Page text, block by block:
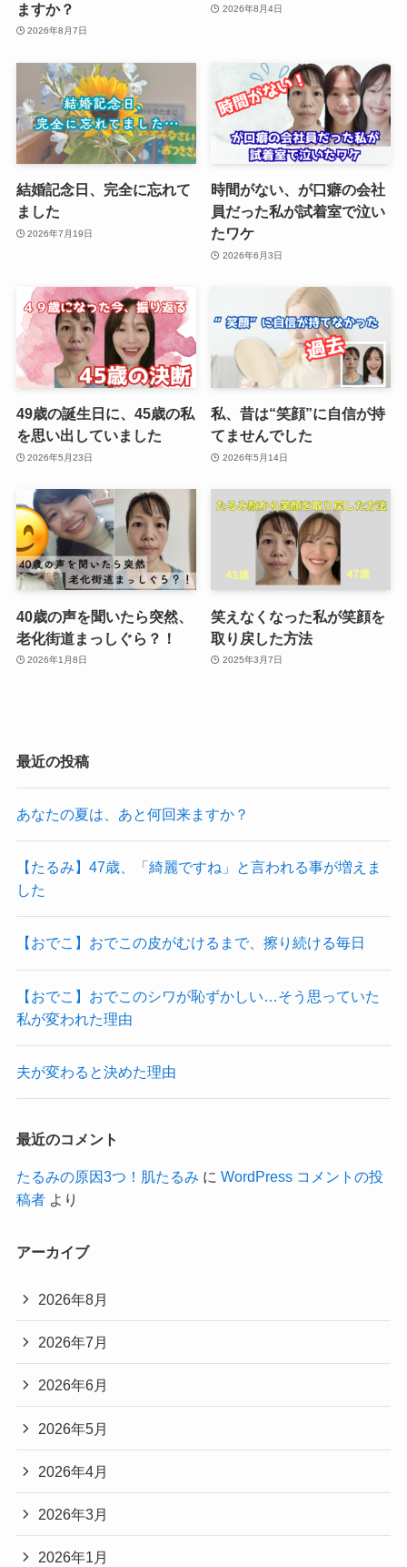
ますか？
2026年8月7日
2026年8月4日
結婚記念日、完全に忘れて
ました
2026年7月19日
時間がない、が口癖の会社
員だった私が試着室で泣い
たワケ
2026年6月3日
49歳の誕生日に、45歳の私
を思い出していました
2026年5月23日
私、昔は“笑顔”に自信が持
てませんでした
2026年5月14日
40歳の声を聞いたら突然、
老化街道まっしぐら？！
2026年1月8日
笑えなくなった私が笑顔を
取り戻した方法
2025年3月7日
最近の投稿
あなたの夏は、あと何回来ますか？
【たるみ】47歳、「綺麗ですね」と言われる事が増えま
した
【おでこ】おでこの皮がむけるまで、擦り続ける毎日
【おでこ】おでこのシワが恥ずかしい…そう思っていた
私が変われた理由
夫が変わると決めた理由
最近のコメント
たるみの原因3つ！肌たるみ に WordPress コメントの投
稿者より
アーカイブ
2026年8月
2026年7月
2026年6月
2026年5月
2026年4月
2026年3月
2026年1月